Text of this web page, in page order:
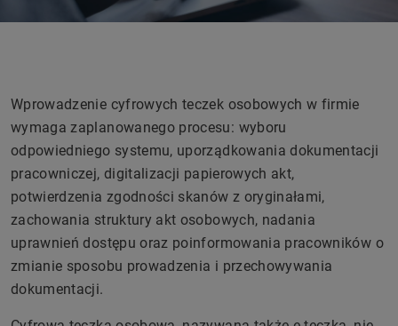
Wprowadzenie cyfrowych teczek osobowych w firmie
wymaga zaplanowanego procesu: wyboru
odpowiedniego systemu, uporządkowania dokumentacji
pracowniczej, digitalizacji papierowych akt,
potwierdzenia zgodności skanów z oryginałami,
zachowania struktury akt osobowych, nadania
uprawnień dostępu oraz poinformowania pracowników o
zmianie sposobu prowadzenia i przechowywania
dokumentacji.